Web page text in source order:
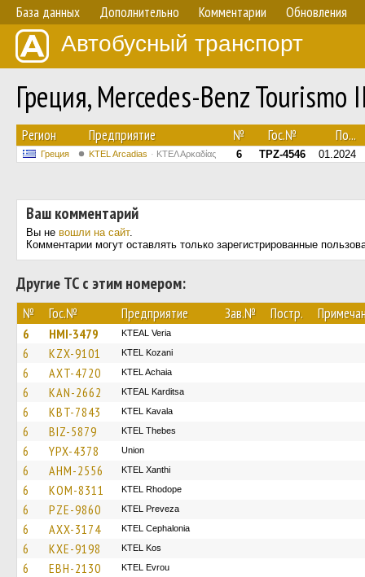
База данных Дополнительно Комментарии Обновления
Автобусный транспорт
Греция, Mercedes-Benz
Регион Предприятие № Гос.№ По...
Греция KTEL Arcadias ΚΤΕΛ Αρκαδίας 6 TPZ-4546 01.2024
Ваш комментарий
Вы не вошли на сайт.
Комментарии могут оставлять только зарегистрированные
Другие ТС с этим номером:
№ Гос.№ Предприятие Зав.№ Постр.
6 HMI-3479 KTEAL Veria
6 KZX-9101 ΚΤΕL Kozani
6 AXT-4720 KTEL Achaia
6 KAN-2662 KTEAL Karditsa
6 KBT-7843 KTEL Kavala
6 BIZ-5879 KTEL Thebes
6 YPX-4378 Union
6 AHM-2556 KTEL Xanthi
6 KOM-8311 KTEL Rhodope
6 PZE-9860 KTEL Preveza
6 AXX-3174 KTEL Cephalonia
6 KXE-9198 KTEL Kos
6 EBH-2130 KTEL Evrou